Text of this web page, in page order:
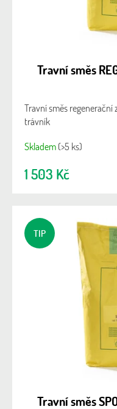
Travní směs
Travní směs
trávník
Skladem(>5 ks)
1 503 Kč
TIP
Travní směs